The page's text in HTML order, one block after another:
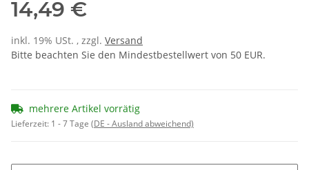
14,49 €
inkl. 19% USt. , zzgl. Versand
Bitte beachten Sie den Mindestbestellwert von 50 EUR.
mehrere Artikel vorrätig
Lieferzeit: 1 - 7 Tage (DE - Ausland abweichend)